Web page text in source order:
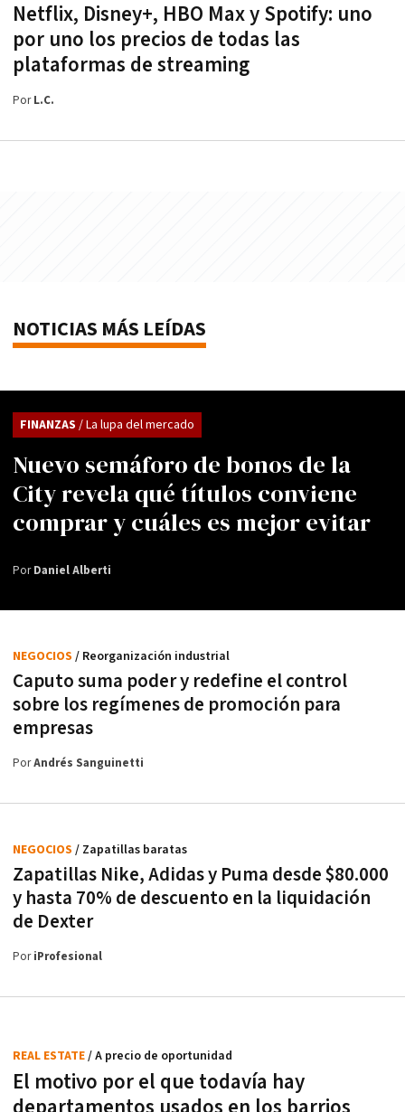
Netflix, Disney+, HBO Max y Spotify: uno
por uno los precios de todas las
plataformas de streaming
PorL.C.
NOTICIAS MÁS LEÍDAS
Nuevo semáforo de bonos de la
City revela qué títulos conviene
comprar y cuáles es mejor evitar
FINANZAS / La lupa del mercado
PorDaniel Alberti
Caputo suma poder y redefine el control
sobre los regímenes de promoción para
empresas
NEGOCIOS / Reorganización industrial
PorAndrés Sanguinetti
Zapatillas Nike, Adidas y Puma desde $80.000
y hasta 70% de descuento en la liquidación
de Dexter
NEGOCIOS / Zapatillas baratas
PoriProfesional
El motivo por el que todavía hay
REAL ESTATE/ A precio de oportunidad